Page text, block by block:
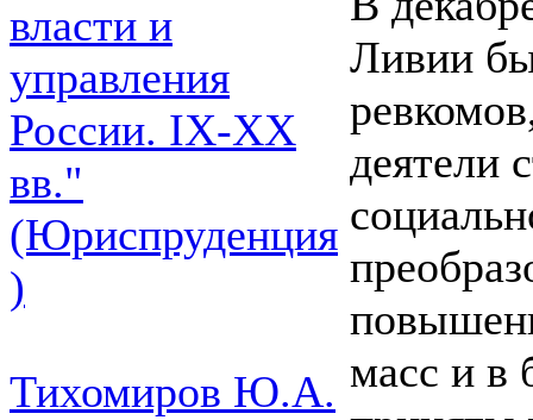
власти и
управления
России. IХ-ХХ
вв."
(Юриспруденция
)
Тихомиров Ю.А.
Ливии
деятели
масс и в